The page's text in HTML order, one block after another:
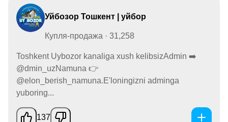
Уйбозор Тошкент | уйбор
Купля-продажа · 31,258
Toshkent Uybozor kanaliga xush kelibsizAdmin ➡️
@dmin_uzNamuna 👉
@elon_berish_namuna.E'loningizni adminga
yuboring...
137